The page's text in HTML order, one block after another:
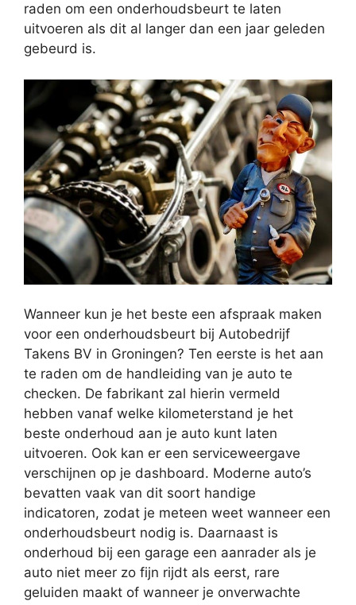
raden om een onderhoudsbeurt te laten
uitvoeren als dit al langer dan een jaar geleden
gebeurd is.
Wanneer kun je het beste een afspraak maken
voor een onderhoudsbeurt bij Autobedrijf
Takens BV in Groningen? Ten eerste is het aan
te raden om de handleiding van je auto te
checken. De fabrikant zal hierin vermeld
hebben vanaf welke kilometerstand je het
beste onderhoud aan je auto kunt laten
uitvoeren. Ook kan er een serviceweergave
verschijnen op je dashboard. Moderne auto’s
bevatten vaak van dit soort handige
indicatoren, zodat je meteen weet wanneer een
onderhoudsbeurt nodig is. Daarnaast is
onderhoud bij een garage een aanrader als je
auto niet meer zo fijn rijdt als eerst, rare
geluiden maakt of wanneer je onverwachte